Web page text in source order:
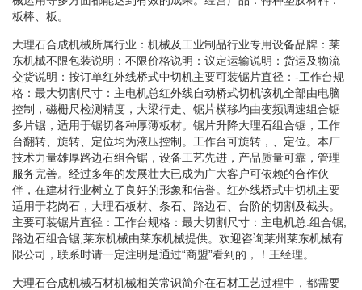
板棒、板。
大理石合成机械所属行业：机械及工业制品行业专用设备品牌：莱
东机械不限包装说明：不限价格说明：议定运输说明：货运及物流
交货说明：按订单红外线桥式中切机主要可装锯片直径：-工作台规
格：最大切割尺寸：主电机总红外线自动桥式切机该机全部由电脑
控制，磁栅尺检测精度，大梁行走、锯片横移均由变频调速组合锯
多片锯，适用于锯切各种厚薄板材。锯片升降大理石组合锯，工作
台翻转、旋转、定位均为液压控制。工作台可旋转，、定位。本厂
技术力量雄厚路边石组合锯，设备工艺先进，产品质量可靠，管理
服务完善。经过多年的发展壮大已成为广大客户可依赖的合作伙
伴，在建材行业树立了良好的形象和信誉。红外线桥式中切机主要
适用于花岗石，大理石板材、条石、路边石、台阶的切割及截头。
主要可装锯片直径：工作台规格：最大切割尺寸：主电机总.组合锯,
路边石组合锯,莱东机械由莱东机械提供。欢迎咨询莱州莱东机械有
限公司，联系时请一定注明是通过“商盟”看到的，！王经理。
大理石合成机械石材机械相关常识简介在石材工艺过程中，都需要